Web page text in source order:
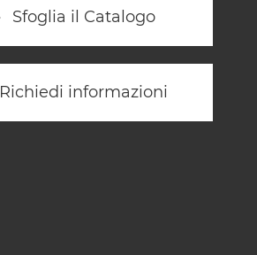
Sfoglia il Catalogo
Richiedi informazioni